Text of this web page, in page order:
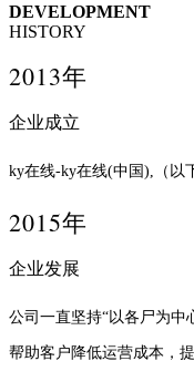
DEVELOPMENT
HISTORY
2013年
企业成立
ky在线-ky在线(中国),（以
2015年
企业发展
公司一直坚持“以各尸为中
帮助客户降低运营成本，